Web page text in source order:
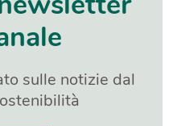
sulle notizie dal